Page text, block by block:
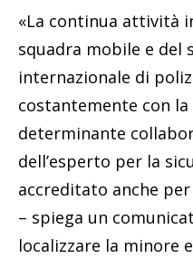
«La continua attività
squadra mobile e del
internazionale di
costantemente con
determinante
dell’esperto per la
accreditato anche
– spiega un
localizzare la minore